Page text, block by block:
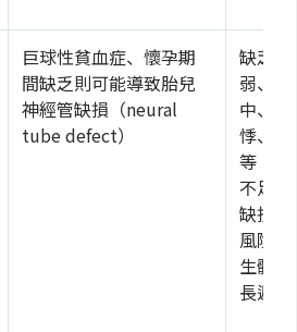
巨球性貧血症、懷孕期
間缺乏則可能導致胎兒
神經管缺損（neural
tube defect）
缺乏
弱、
中、
悸、口
等；懷
不足
缺損和
風險
生體
長遲緩